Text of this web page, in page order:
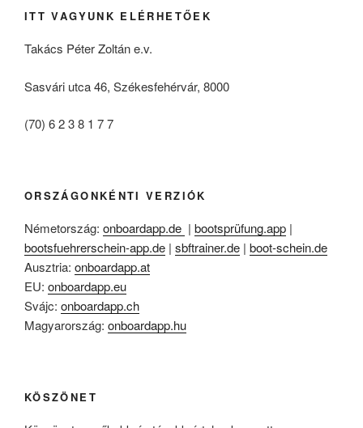
ITT VAGYUNK ELÉRHETŐEK
Takács Péter Zoltán e.v.
Sasvári utca 46, Székesfehérvár, 8000
(70) 6 2 3 8 1 7 7
ORSZÁGONKÉNTI VERZIÓK
Németország: onboardapp.de | bootsprüfung.app |
bootsfuehrerschein-app.de | sbftrainer.de | boot-schein.de
Ausztria: onboardapp.at
EU: onboardapp.eu
Svájc: onboardapp.ch
Magyarország: onboardapp.hu
KÖSZÖNET